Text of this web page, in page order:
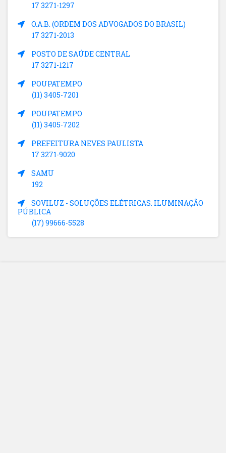
17 3271-1297
O.A.B. (ORDEM DOS ADVOGADOS DO BRASIL)
17 3271-2013
POSTO DE SAÚDE CENTRAL
17 3271-1217
POUPATEMPO
(11) 3405-7201
POUPATEMPO
(11) 3405-7202
PREFEITURA NEVES PAULISTA
17 3271-9020
SAMU
192
SOVILUZ - SOLUÇÕES ELÉTRICAS. ILUMINAÇÃO
PÚBLICA
(17) 99666-5528